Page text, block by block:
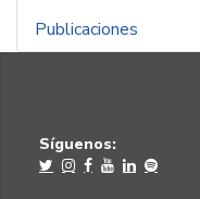
Publicaciones
Síguenos: